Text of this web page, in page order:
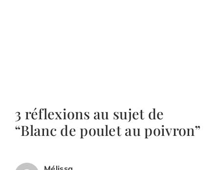
3 réflexions au sujet de
“Blanc de poulet au poivron”